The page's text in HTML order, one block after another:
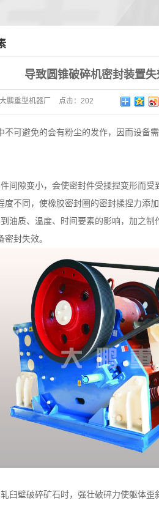
导致圆锥破碎机密封装置
鹏重型机器厂 点击： 202
不可避免的会有粉尘的发作，因而设备
间隙变小，会使密封件受揉捏变形而
不同，使橡胶密封圈的密封揉捏力添
油质、温度、时间要素的影响，加之
封失效。
臼壁破碎矿石时，强壮破碎力使躯体